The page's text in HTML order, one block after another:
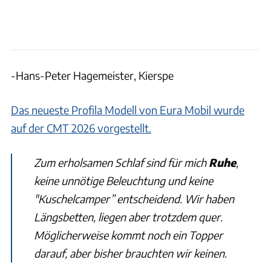
-Hans-Peter Hagemeister, Kierspe
Das neueste Profila Modell von Eura Mobil wurde
auf der CMT 2026 vorgestellt.
Zum erholsamen Schlaf sind für michRuhe,
keine unnötige Beleuchtung und keine
"Kuschelcamper” entscheidend. Wir haben
Längsbetten, liegen aber trotzdem quer.
Möglicherweise kommt noch ein Topper
darauf, aber bisher brauchten wir keinen.